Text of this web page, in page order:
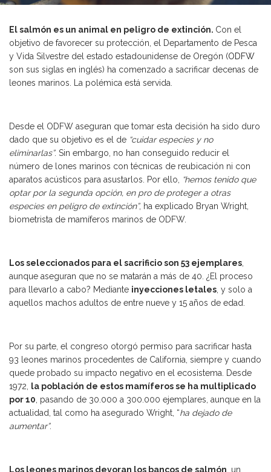
El salmón es un animal en peligro de extinción. Con el
objetivo de favorecer su protección, el Departamento de Pesca
y Vida Silvestre del estado estadounidense de Oregón (ODFW
son sus siglas en inglés) ha comenzado a sacrificar decenas de
leones marinos. La polémica está servida.
Desde el ODFW aseguran que tomar esta decisión ha sido duro
dado que su objetivo es el de “cuidar especies y no
eliminarlas”. Sin embargo, no han conseguido reducir el
número de lones marinos con técnicas de reubicación ni con
aparatos acústicos para asustarlos. Por ello, “hemos tenido que
optar por la segunda opción, en pro de proteger a otras
especies en peligro de extinción”, ha explicado Bryan Wright,
biometrista de mamíferos marinos de ODFW.
Los seleccionados para el sacrificio son 53 ejemplares,
aunque aseguran que no se matarán a más de 40. ¿El proceso
para llevarlo a cabo? Mediante inyecciones letales, y solo a
aquellos machos adultos de entre nueve y 15 años de edad.
Por su parte, el congreso otorgó permiso para sacrificar hasta
93 leones marinos procedentes de California, siempre y cuando
quede probado su impacto negativo en el ecosistema. Desde
1972, la población de estos mamíferos se ha multiplicado
por 10, pasando de 30.000 a 300.000 ejemplares, aunque en la
actualidad, tal como ha asegurado Wright, “ha dejado de
aumentar”.
Los leones marinos devoran los bancos de salmón, un